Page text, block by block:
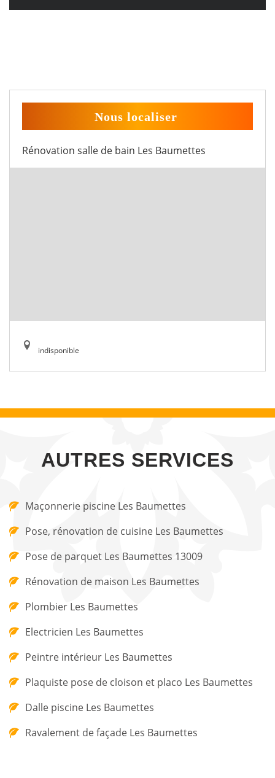
Nous localiser
Rénovation salle de bain Les Baumettes
indisponible
AUTRES SERVICES
Maçonnerie piscine Les Baumettes
Pose, rénovation de cuisine Les Baumettes
Pose de parquet Les Baumettes 13009
Rénovation de maison Les Baumettes
Plombier Les Baumettes
Electricien Les Baumettes
Peintre intérieur Les Baumettes
Plaquiste pose de cloison et placo Les Baumettes
Dalle piscine Les Baumettes
Ravalement de façade Les Baumettes